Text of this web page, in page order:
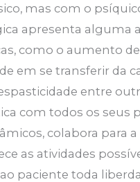
mas com o
apresenta alguma
como o aumento de
em se transferir da
entre
com todos os seus
colabora para
as atividades
paciente toda